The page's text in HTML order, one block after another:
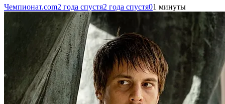
Чемпионат.com2 года спустя2 года спустя01 минуты